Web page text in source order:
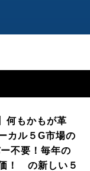
何もかもが革
カル５G市場の
不要！毎年の
！ の新しい５